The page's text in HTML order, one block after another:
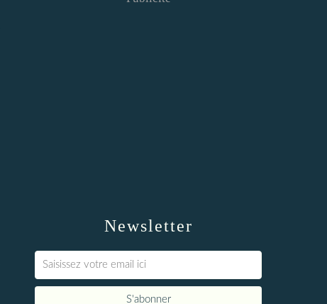
Newsletter